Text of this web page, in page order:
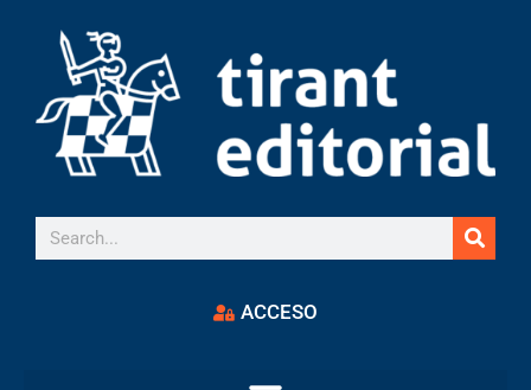
ACCESO